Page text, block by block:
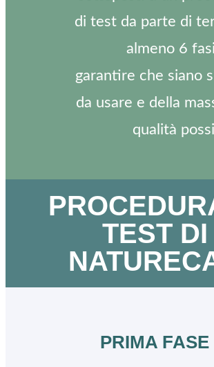
di test da parte di
almeno 6
garantire che siano
da usare e della
qualità
TEST DI
PRIMA FASE